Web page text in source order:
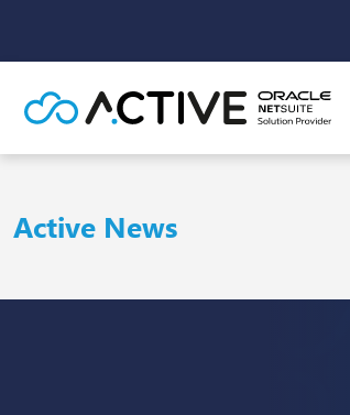
Active News